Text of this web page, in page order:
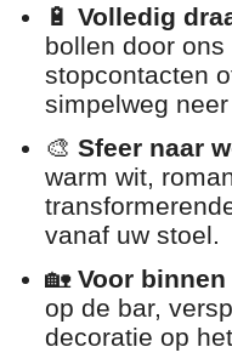
🔋 Volledig
bollen door ons
stopcontacten
simpelweg
🎨 Sfeer naar
warm wit,
vanaf uw stoel.
🏡 Voor
op de bar,
decoratie op